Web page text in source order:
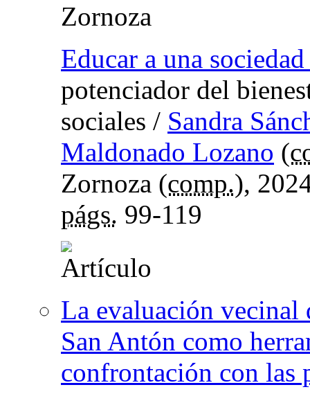
Zornoza
Educar a una
potenciador del
sociales / Sandra
Maldonado Lozano (
Zornoza (comp.),
págs. 99-119
La evaluación vecinal
San Antón como
confrontación con las